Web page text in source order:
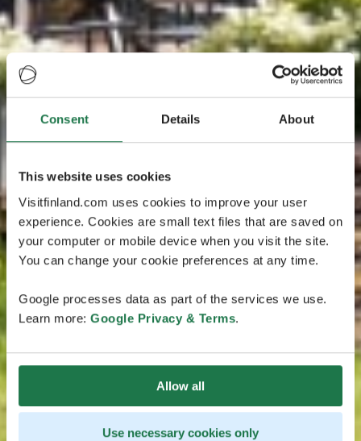
Consent Details About
This website uses cookies
Visitfinland.com uses cookies to improve your user
experience. Cookies are small text files that are saved on
your computer or mobile device when you visit the site.
You can change your cookie preferences at any time.
Google processes data as part of the services we use.
Learn more: Google Privacy & Terms.
Allow all
Use necessary cookies only